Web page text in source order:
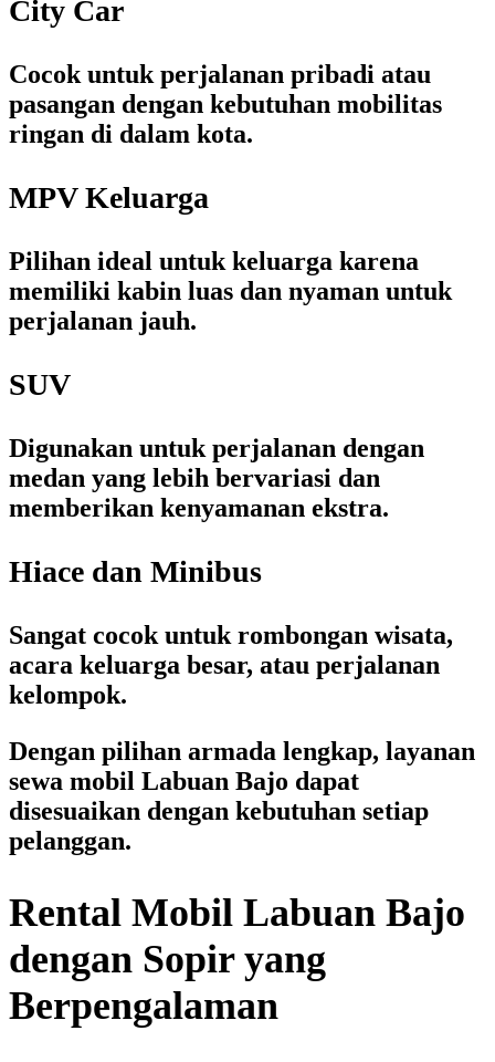
City Car
Cocok untuk perjalanan pribadi atau
pasangan dengan kebutuhan mobilitas
ringan di dalam kota.
MPV Keluarga
Pilihan ideal untuk keluarga karena
memiliki kabin luas dan nyaman untuk
perjalanan jauh.
SUV
Digunakan untuk perjalanan dengan
medan yang lebih bervariasi dan
memberikan kenyamanan ekstra.
Hiace dan Minibus
Sangat cocok untuk rombongan wisata,
acara keluarga besar, atau perjalanan
kelompok.
Dengan pilihan armada lengkap, layanan
sewa mobil Labuan Bajo dapat
disesuaikan dengan kebutuhan setiap
pelanggan.
Rental Mobil Labuan Bajo
dengan Sopir yang
Berpengalaman